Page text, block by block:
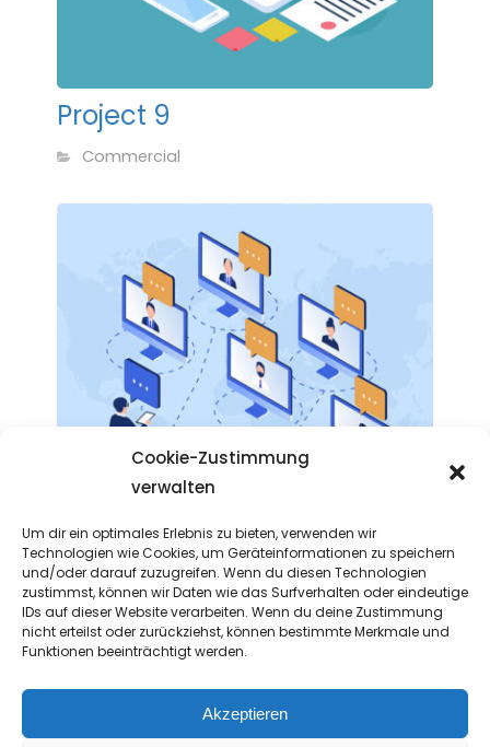
Cookie-Zustimmung
verwalten
Um dir ein optimales Erlebnis zu bieten, verwenden wir
Technologien wie Cookies, um Geräteinformationen zu speichern
und/oder darauf zuzugreifen. Wenn du diesen Technologien
zustimmst, können wir Daten wie das Surfverhalten oder eindeutige
IDs auf dieser Website verarbeiten. Wenn du deine Zustimmung
nicht erteilst oder zurückziehst, können bestimmte Merkmale und
Funktionen beeinträchtigt werden.
Akzeptieren
Project 9
Commercial
Project 8
Digital